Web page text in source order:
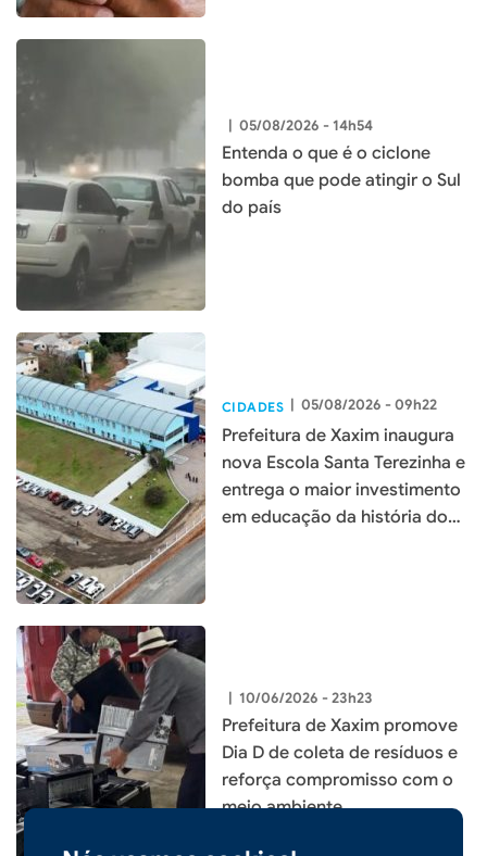
| 05/08/2026 - 14h54
Entenda o que é o ciclone
bomba que pode atingir o Sul
do país
CIDADES | 05/08/2026 - 09h22
Prefeitura de Xaxim inaugura
nova Escola Santa Terezinha e
entrega o maior investimento
em educação da história do
| 10/06/2026 - 23h23
Prefeitura de Xaxim promove
Dia D de coleta de resíduos e
reforça compromisso com o
meio ambiente